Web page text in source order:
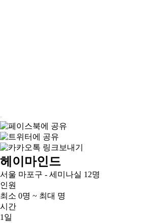
헤이마인드
서울 마포구 - 세미나실 12명
인원
최소 0명 ~ 최대 명
시간
1일